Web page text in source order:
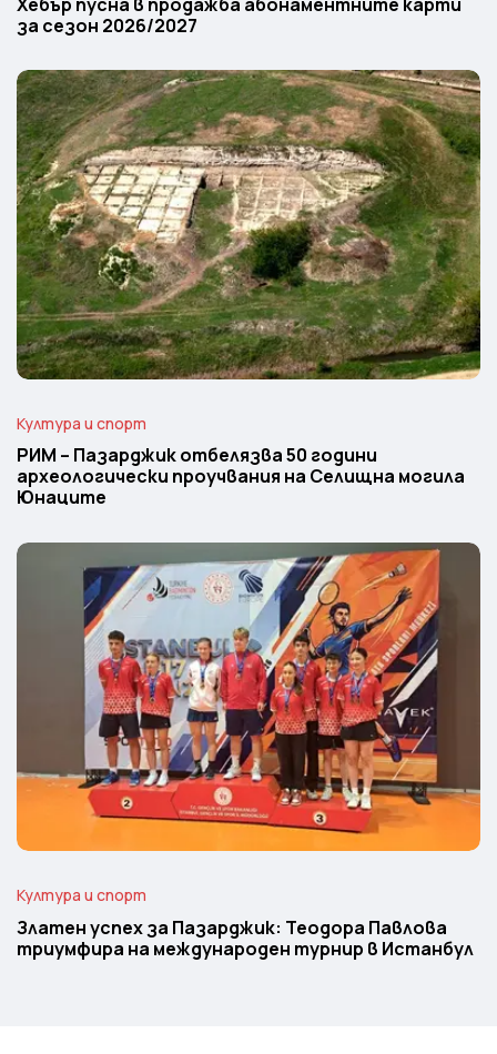
за сезон 2026/2027
Култура и спорт
РИМ – Пазарджик отбелязва 50 години
археологически проучвания на Селищна могила
Юнаците
Култура и спорт
Златен успех за Пазарджик: Теодора Павлова
триумфира на международен турнир в Истанбул